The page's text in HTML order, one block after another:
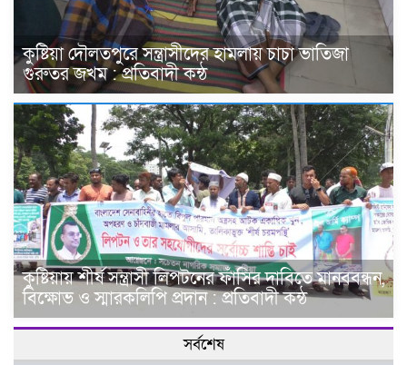
কুষ্টিয়া দৌলতপুরে সন্ত্রাসীদের হামলায় চাচা ভাতিজা
গুরুতর জখম : প্রতিবাদী কন্ঠ
কুষ্টিয়ায় শীর্ষ সন্ত্রাসী লিপটনের ফাঁসির দাবিতে মানববন্ধন,
বিক্ষোভ ও স্মারকলিপি প্রদান : প্রতিবাদী কন্ঠ
সর্বশেষ